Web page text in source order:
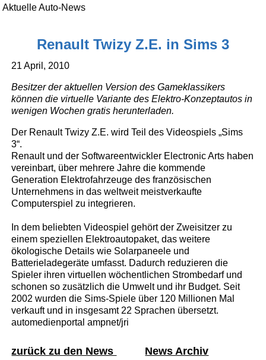
Aktuelle Auto-News
Renault Twizy Z.E. in Sims 3
21 April, 2010
Besitzer der aktuellen Version des Gameklassikers
können die virtuelle Variante des Elektro-Konzeptautos in
wenigen Wochen gratis herunterladen.
Der Renault Twizy Z.E. wird Teil des Videospiels „Sims
3“.
Renault und der Softwareentwickler Electronic Arts haben
vereinbart, über mehrere Jahre die kommende
Generation Elektrofahrzeuge des französischen
Unternehmens in das weltweit meistverkaufte
Computerspiel zu integrieren.
In dem beliebten Videospiel gehört der Zweisitzer zu
einem speziellen Elektroautopaket, das weitere
ökologische Details wie Solarpaneele und
Batterieladegeräte umfasst. Dadurch reduzieren die
Spieler ihren virtuellen wöchentlichen Strombedarf und
schonen so zusätzlich die Umwelt und ihr Budget. Seit
2002 wurden die Sims-Spiele über 120 Millionen Mal
verkauft und in insgesamt 22 Sprachen übersetzt.
automedienportal ampnet/jri
zurück zu den News News Archiv